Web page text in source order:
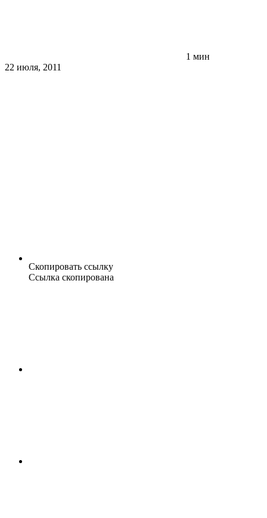
1 мин
22 июля, 2011
Скопировать ссылку
Ссылка скопирована